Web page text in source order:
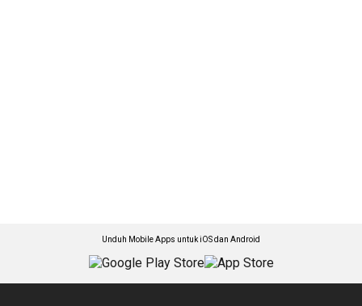
Unduh Mobile Apps untuk iOS dan Android